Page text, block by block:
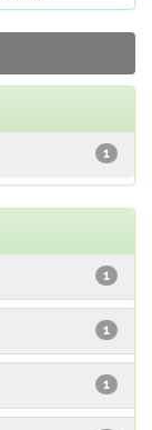
1
1
1
1